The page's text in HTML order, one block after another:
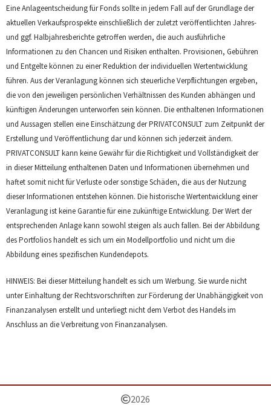
Eine Anlageentscheidung für Fonds sollte in jedem Fall auf der Grundlage der
aktuellen Verkaufsprospekte einschließlich der zuletzt veröffentlichten Jahres-
und ggf. Halbjahresberichte getroffen werden, die auch ausführliche
Informationen zu den Chancen und Risiken enthalten. Provisionen, Gebühren
und Entgelte können zu einer Reduktion der individuellen Wertentwicklung
führen. Aus der Veranlagung können sich steuerliche Verpflichtungen ergeben,
die von den jeweiligen persönlichen Verhältnissen des Kunden abhängen und
künftigen Änderungen unterworfen sein können. Die enthaltenen Informationen
und Aussagen stellen eine Einschätzung der PRIVATCONSULT zum Zeitpunkt der
Erstellung und Veröffentlichung dar und können sich jederzeit ändern.
PRIVATCONSULT kann keine Gewähr für die Richtigkeit und Vollständigkeit der
in dieser Mitteilung enthaltenen Daten und Informationen übernehmen und
haftet somit nicht für Verluste oder sonstige Schäden, die aus der Nutzung
dieser Informationen entstehen können. Die historische Wertentwicklung einer
Veranlagung ist keine Garantie für eine zukünftige Entwicklung. Der Wert der
entsprechenden Anlage kann sowohl steigen als auch fallen. Bei der Abbildung
des Portfolios handelt es sich um ein Modellportfolio und nicht um die
Abbildung eines spezifischen Kundendepots.
HINWEIS: Bei dieser Mitteilung handelt es sich um Werbung. Sie wurde nicht
unter Einhaltung der Rechtsvorschriften zur Förderung der Unabhängigkeit von
Finanzanalysen erstellt und unterliegt nicht dem Verbot des Handels im
Anschluss an die Verbreitung von Finanzanalysen.
2026